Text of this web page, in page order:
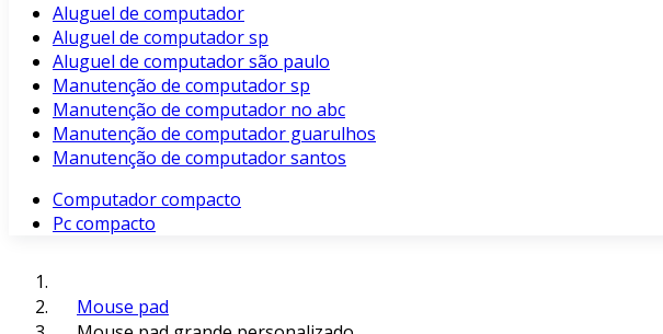
Aluguel de computador
Aluguel de computador sp
Aluguel de computador são paulo
Manutenção de computador sp
Manutenção de computador no abc
Manutenção de computador guarulhos
Manutenção de computador santos
Computador compacto
Pc compacto
Mouse pad